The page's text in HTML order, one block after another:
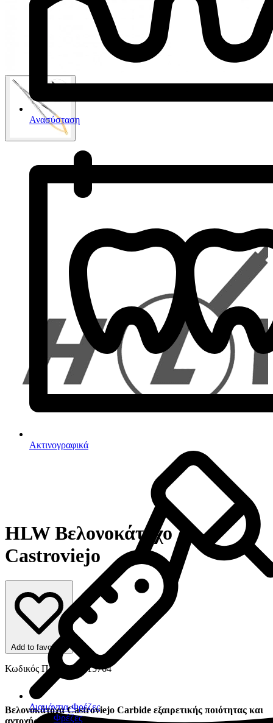
Ανασύσταση
Ακτινογραφικά
Διαμάντια-Φρέζες
Φρέζες
HLW Βελονοκάτοχο
Castroviejo
Add to favorites
Κωδικός Προϊόντος: 15764
Βελονοκάτοχα Castroviejo Carbide εξαιρετικής ποιότητας και
αντοχής